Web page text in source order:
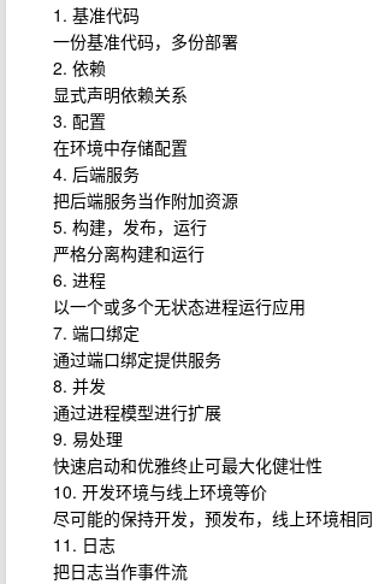
1. 基准代码
一份基准代码，多份部署
2. 依赖
显式声明依赖关系
3. 配置
在环境中存储配置
4. 后端服务
把后端服务当作附加资源
5. 构建，发布，运行
严格分离构建和运行
6. 进程
以一个或多个无状态进程运行应用
7. 端口绑定
通过端口绑定提供服务
8. 并发
通过进程模型进行扩展
9. 易处理
快速启动和优雅终止可最大化健壮性
10. 开发环境与线上环境等价
尽可能的保持开发，预发布，线上环境相同
11. 日志
把日志当作事件流